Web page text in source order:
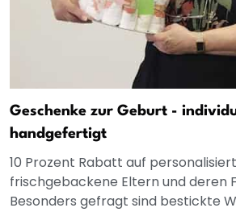
Geschenke zur Geburt -
handgefertigt
10 Prozent Rabatt auf
frischgebackene Eltern und deren
Besonders gefragt sind bestickte